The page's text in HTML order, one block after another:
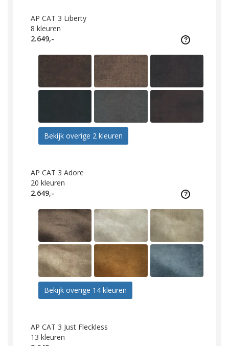
AP CAT 3 Liberty
8 kleuren
2.649,-
Bekijk overige 2 kleuren
AP CAT 3 Adore
20 kleuren
2.649,-
Bekijk overige 14 kleuren
AP CAT 3 Just Fleckless
13 kleuren